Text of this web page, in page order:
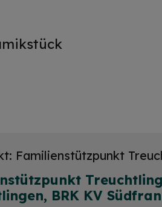
Familienstützpunkt
BRK KV